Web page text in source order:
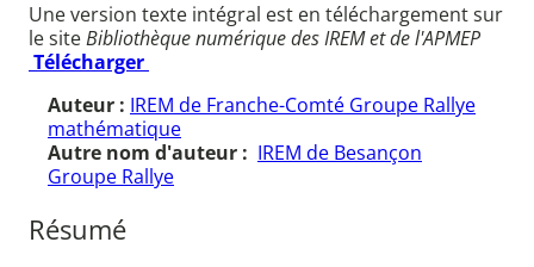
Une version texte intégral est en téléchargement sur
le siteBibliothèque numérique des IREM et de l'APMEP
Télécharger
Auteur : IREM de Franche-Comté Groupe Rallye
mathématique
Autre nom d'auteur : IREM de Besançon
Groupe Rallye
Résumé